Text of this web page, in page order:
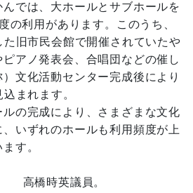
では、大ホールとサブホールを
の利用があります。このうち、
旧市民会館で開催されていたや
アノ発表会、合唱団などの催し
文化活動センター完成後により
まれます。
の完成により、さまざまな文化
いずれのホールも利用頻度が上
す。
高橋時英議員。